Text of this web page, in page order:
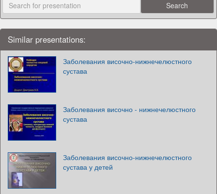
Similar presentations:
Заболевания височно-нижнечелюстного
сустава
Заболевания височно - нижнечелюстного
сустава
Заболевания височно-нижнечелюстного
сустава у детей